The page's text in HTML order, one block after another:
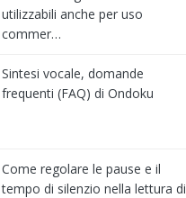
utilizzabili anche per uso
commer…
Sintesi vocale, domande
frequenti (FAQ) di Ondoku
Come regolare le pause e il
tempo di silenzio nella lettura di